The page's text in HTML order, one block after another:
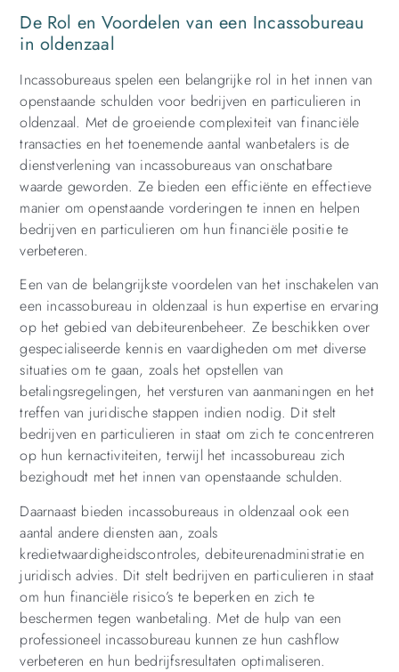
De Rol en Voordelen van een Incassobureau
in oldenzaal
Incassobureaus spelen een belangrijke rol in het innen van
openstaande schulden voor bedrijven en particulieren in
oldenzaal. Met de groeiende complexiteit van financiële
transacties en het toenemende aantal wanbetalers is de
dienstverlening van incassobureaus van onschatbare
waarde geworden. Ze bieden een efficiënte en effectieve
manier om openstaande vorderingen te innen en helpen
bedrijven en particulieren om hun financiële positie te
verbeteren.
Een van de belangrijkste voordelen van het inschakelen van
een incassobureau in oldenzaal is hun expertise en ervaring
op het gebied van debiteurenbeheer. Ze beschikken over
gespecialiseerde kennis en vaardigheden om met diverse
situaties om te gaan, zoals het opstellen van
betalingsregelingen, het versturen van aanmaningen en het
treffen van juridische stappen indien nodig. Dit stelt
bedrijven en particulieren in staat om zich te concentreren
op hun kernactiviteiten, terwijl het incassobureau zich
bezighoudt met het innen van openstaande schulden.
Daarnaast bieden incassobureaus in oldenzaal ook een
aantal andere diensten aan, zoals
kredietwaardigheidscontroles, debiteurenadministratie en
juridisch advies. Dit stelt bedrijven en particulieren in staat
om hun financiële risico’s te beperken en zich te
beschermen tegen wanbetaling. Met de hulp van een
professioneel incassobureau kunnen ze hun cashflow
verbeteren en hun bedrijfsresultaten optimaliseren.